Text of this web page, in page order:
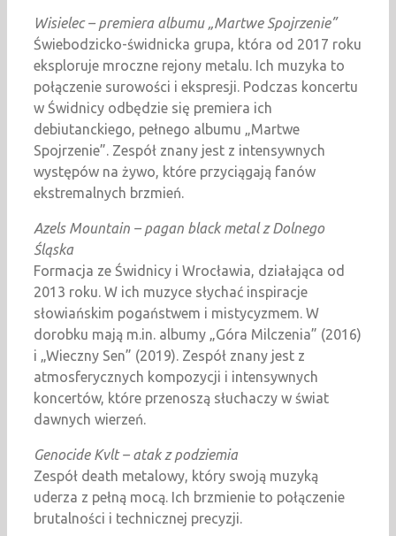
Wisielec – premiera albumu „Martwe Spojrzenie”
Świebodzicko-świdnicka grupa, która od 2017 roku
eksploruje mroczne rejony metalu. Ich muzyka to
połączenie surowości i ekspresji. Podczas koncertu
w Świdnicy odbędzie się premiera ich
debiutanckiego, pełnego albumu „Martwe
Spojrzenie”. Zespół znany jest z intensywnych
występów na żywo, które przyciągają fanów
ekstremalnych brzmień.​
Azels Mountain – pagan black metal z Dolnego
Śląska
Formacja ze Świdnicy i Wrocławia, działająca od
2013 roku. W ich muzyce słychać inspiracje
słowiańskim pogaństwem i mistycyzmem. W
dorobku mają m.in. albumy „Góra Milczenia” (2016)
i „Wieczny Sen” (2019). Zespół znany jest z
atmosferycznych kompozycji i intensywnych
koncertów, które przenoszą słuchaczy w świat
dawnych wierzeń.​
Genocide Kvlt – atak z podziemia
Zespół death metalowy, który swoją muzyką
uderza z pełną mocą. Ich brzmienie to połączenie
brutalności i technicznej precyzji.